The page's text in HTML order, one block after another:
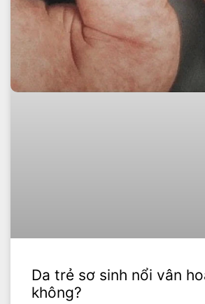
Da trẻ sơ sinh nổi vân
không?